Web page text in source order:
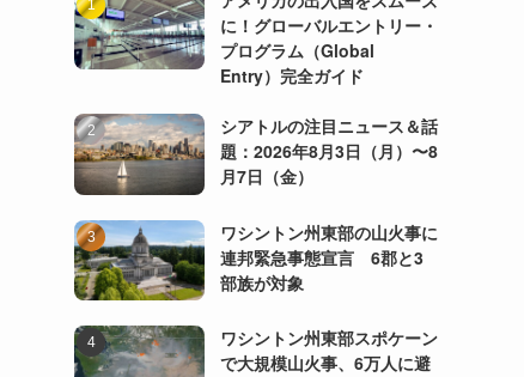
に！グローバルエントリー・
プログラム（Global
Entry）完全ガイド
シアトルの注目ニュース＆話
題：2026年8月3日（月）〜8
月7日（金）
ワシントン州東部の山火事に
連邦緊急事態宣言 6郡と3
部族が対象
ワシントン州東部スポケーン
で大規模山火事、6万人に避